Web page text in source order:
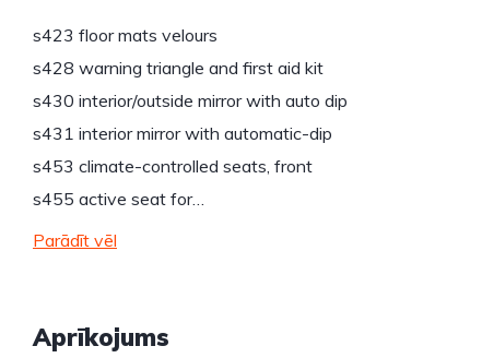
s423 floor mats velours
s428 warning triangle and first aid kit
s430 interior/outside mirror with auto dip
s431 interior mirror with automatic-dip
s453 climate-controlled seats, front
s455 active seat for…
Parādīt vēl
Aprīkojums